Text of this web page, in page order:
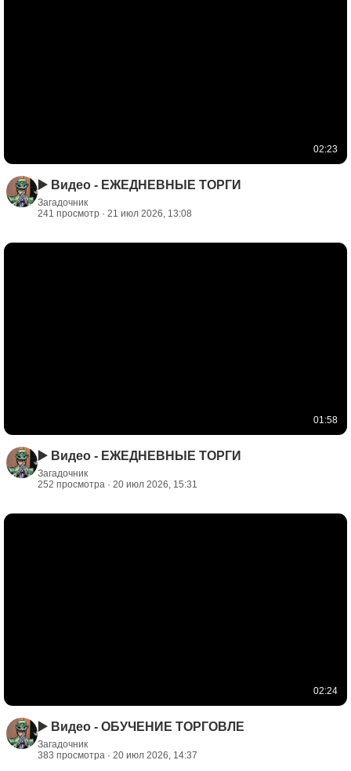
02:23
▶️ Видео - ЕЖЕДНЕВНЫЕ ТОРГИ
Загадочник
241 просмотр · 21 июл 2026, 13:08
01:58
▶️ Видео - ЕЖЕДНЕВНЫЕ ТОРГИ
Загадочник
252 просмотра · 20 июл 2026, 15:31
02:24
▶️ Видео - ОБУЧЕНИЕ ТОРГОВЛЕ
Загадочник
383 просмотра · 20 июл 2026, 14:37